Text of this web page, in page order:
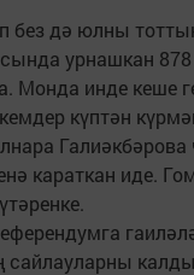
без дә юлны
урнашкан
Монда инде кеше
күптән
караткан иде.
сайлауларны